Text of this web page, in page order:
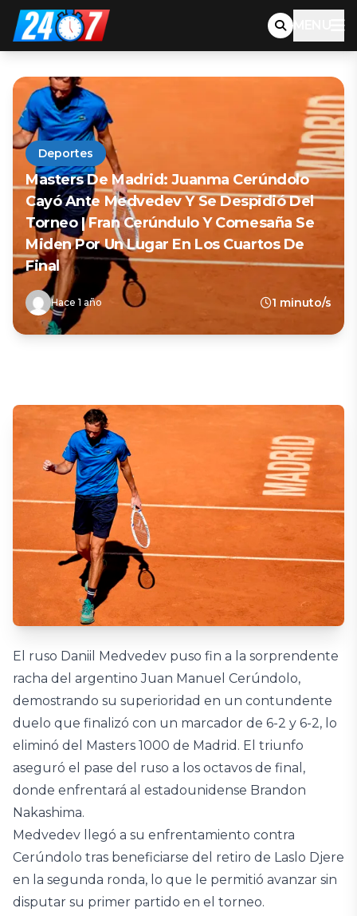
MENU
Deportes
Masters De Madrid: Juanma Cerúndolo
Cayó Ante Medvedev Y Se Despidió Del
Torneo | Fran Cerúndulo Y Comesaña Se
Miden Por Un Lugar En Los Cuartos De
Final
Hace 1 año 1 minuto/s
El ruso Daniil Medvedev puso fin a la sorprendente
racha del argentino Juan Manuel Cerúndolo,
demostrando su superioridad en un contundente
duelo que finalizó con un marcador de 6-2 y 6-2, lo
eliminó del Masters 1000 de Madrid. El triunfo
aseguró el pase del ruso a los octavos de final,
donde enfrentará al estadounidense Brandon
Nakashima.
Medvedev llegó a su enfrentamiento contra
Cerúndolo tras beneficiarse del retiro de Laslo Djere
en la segunda ronda, lo que le permitió avanzar sin
disputar su primer partido en el torneo.